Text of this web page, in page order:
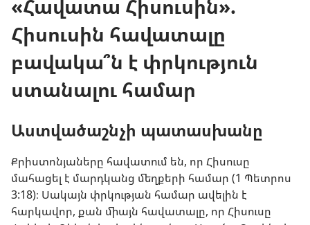
«Հավատա Հիսուսին».
Հիսուսին հավատալը
բավակա՞ն է փրկություն
ստանալու համար
Աստվածաշնչի պատասխանը
Քրիստոնյաները հավատում են, որ Հիսուսը
մահացել է մարդկանց մեղքերի համար (1 Պետրոս
3:18)։ Սակայն փրկության համար ավելին է
հարկավոր, քան միայն հավատալը, որ Հիսուսը